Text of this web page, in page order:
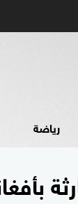
رياضة